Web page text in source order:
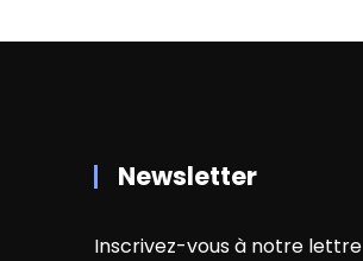
Newsletter
Inscrivez-vous à notre lettre